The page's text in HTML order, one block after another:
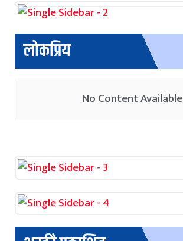
लोकप्रिय
No Content Available